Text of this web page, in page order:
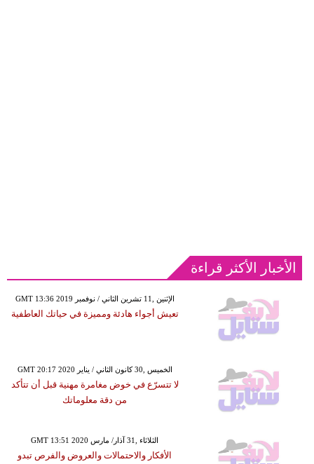
الأخبار الأكثر قراءة
GMT 13:36 2019 الإثنين ,11 تشرين الثاني / نوفمبر
تعيش أجواء هادئة ومميزة في حياتك العاطفية
GMT 20:17 2020 الخميس ,30 كانون الثاني / يناير
لا تتسرّع في خوض مغامرة مهنية قبل أن تتأكد
من دقة معلوماتك
GMT 13:51 2020 الثلاثاء ,31 آذار/ مارس
الأفكار والاحتمالات والعروض والفرص تبدو